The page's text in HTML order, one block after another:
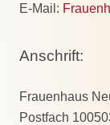
E-Mail:
Anschrift:
Frauenhaus
Postfach